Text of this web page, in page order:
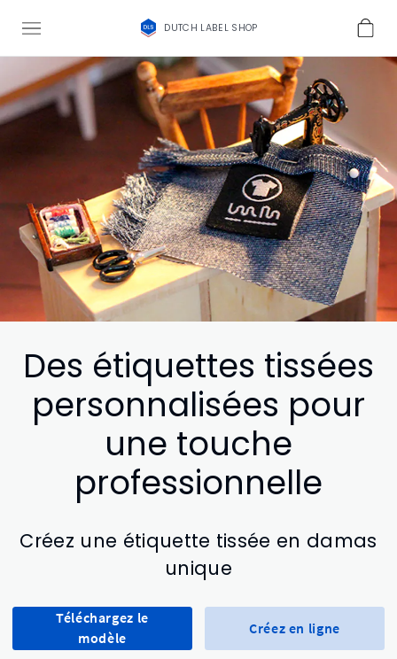
DUTCH LABEL SHOP
Des étiquettes tissées
personnalisées pour
une touche
professionnelle
Créez une étiquette tissée en damas
unique
Téléchargez le
modèle
Créez en ligne